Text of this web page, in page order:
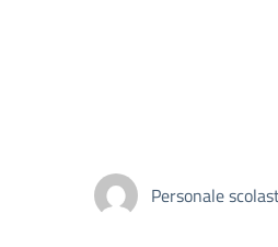
Personale